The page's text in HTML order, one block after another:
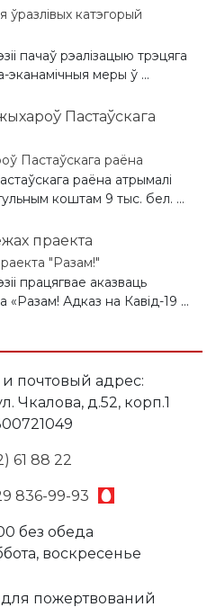
ўразлівых катэгорый
пачаў рэалізацыю трэцяга
эканамічныя меры ў ...
Пастаўскага раёна
раёна атрымалі
коштам 9 тыс. бел. ...
"Разам!"
працягвае аказваць
«Разам! Адказ на Кавід-19 ...
почтовый адрес:
Чкалова, д.52, корп.1
61 88 22
836-99-93
без обеда
воскресенье
пожертвований